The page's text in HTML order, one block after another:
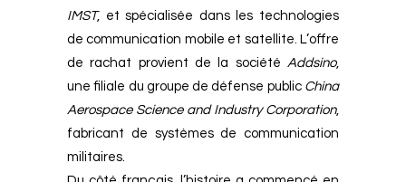
IMST, et spécialisée dans les technologies
de communication mobile et satellite. L’offre
de rachat provient de la société Addsino,
une filiale du groupe de défense public China
Aerospace Science and Industry Corporation,
fabricant de systèmes de communication
militaires.